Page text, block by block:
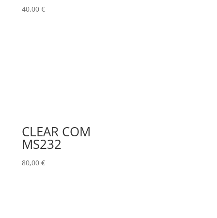
40,00 €
CLEAR COM
MS232
80,00 €